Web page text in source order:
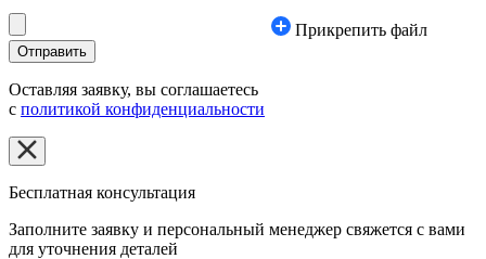
Прикрепить файл
Оставляя заявку, вы соглашаетесь
с политикой конфиденциальности
Бесплатная консультация
Заполните заявку и персональный менеджер свяжется с вами
для уточнения деталей